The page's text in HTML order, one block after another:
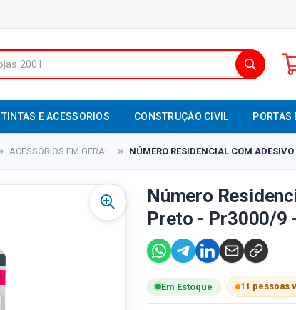
TINTAS E ACESSORIOS CONSTRUÇÃO CIVIL PORTAS
ACESSÓRIOS EM GERAL NÚMERO RESIDENCIAL COM
Número
Preto - Pr3000/9
Em Estoque 11 pessoas